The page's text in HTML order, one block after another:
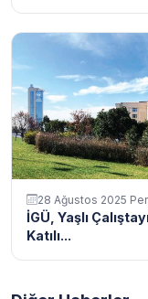
28 Ağustos 2025
İGÜ, Yaşlı
Katılı...